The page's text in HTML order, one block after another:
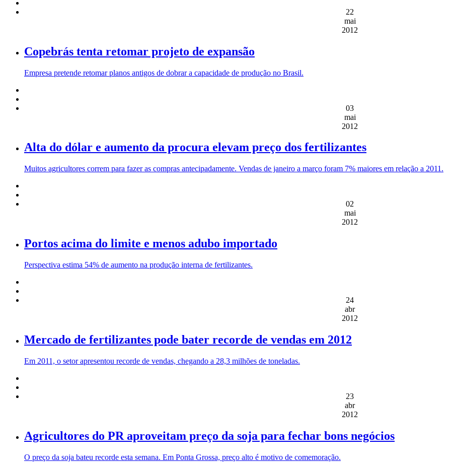
22
mai
2012
Copebrás tenta retomar projeto de expansão
Empresa pretende retomar planos antigos de dobrar a capacidade de produção no Brasil.
03
mai
2012
Alta do dólar e aumento da procura elevam preço dos fertilizantes
Muitos agricultores correm para fazer as compras antecipadamente. Vendas de janeiro a março foram 7% maiores em relação a 2011.
02
mai
2012
Portos acima do limite e menos adubo importado
Perspectiva estima 54% de aumento na produção interna de fertilizantes.
24
abr
2012
Mercado de fertilizantes pode bater recorde de vendas em 2012
Em 2011, o setor apresentou recorde de vendas, chegando a 28,3 milhões de toneladas.
23
abr
2012
Agricultores do PR aproveitam preço da soja para fechar bons negócios
O preço da soja bateu recorde esta semana. Em Ponta Grossa, preço alto é motivo de comemoração.